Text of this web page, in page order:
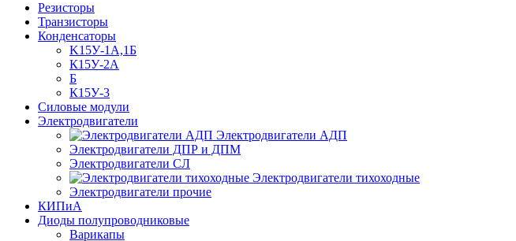
Резисторы
Транзисторы
Конденсаторы
K15У-1А,1Б
К15У-2А
Б
К15У-3
Силовые модули
Электродвигатели
Электродвигатели АДП
Электродвигатели ДПР и ДПМ
Электродвигатели СЛ
Электродвигатели тихоходные
Электродвигатели прочие
КИПиА
Диоды полупроводниковые
Варикапы